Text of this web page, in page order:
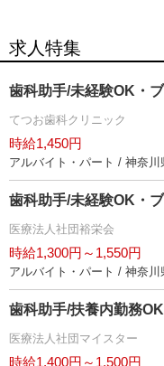
求人特集
歯科助手/未経験OK・
てつお歯科クリニック
時給1,450円
アルバイト・パート / 神奈川
歯科助手/未経験OK・
医療法人社団裕栄会
時給1,300円～1,550円
アルバイト・パート / 神奈川
歯科助手/扶養内勤務
医療法人社団マイスター
時給1,400円～1,500円